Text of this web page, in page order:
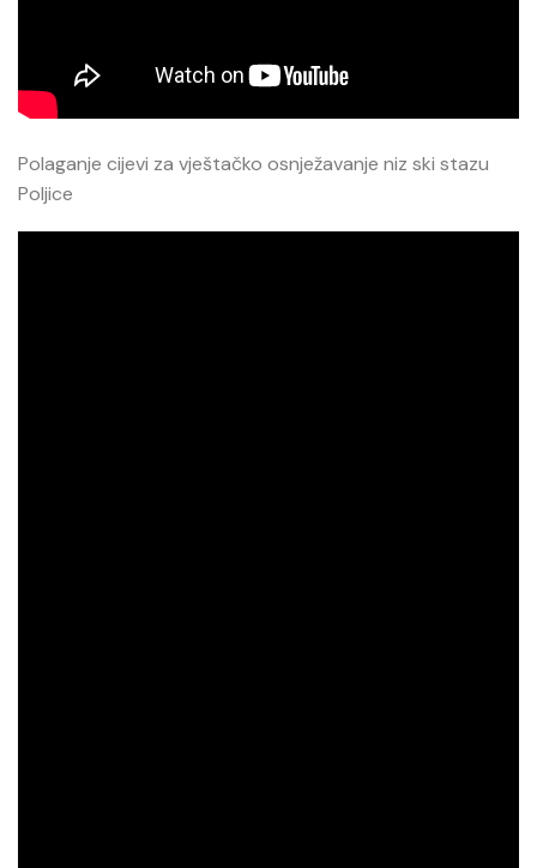
Polaganje cijevi za vještačko osnježavanje niz ski stazu
Poljice